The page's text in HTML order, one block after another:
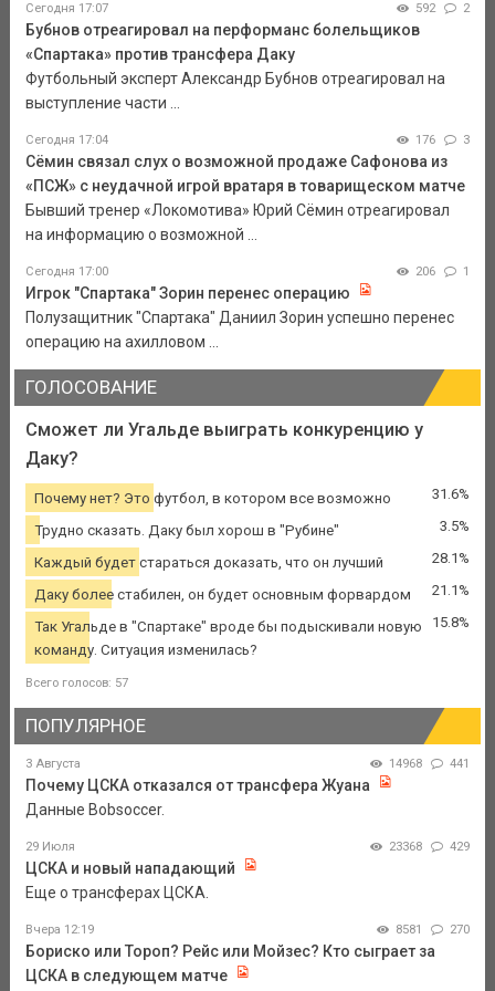
Сегодня 17:07 592 2
Бубнов отреагировал на перформанс болельщиков
«Спартака» против трансфера Даку
Футбольный эксперт Александр Бубнов отреагировал на
выступление части ...
Сегодня 17:04 176 3
Сёмин связал слух о возможной продаже Сафонова из
«ПСЖ» с неудачной игрой вратаря в товарищеском матче
Бывший тренер «Локомотива» Юрий Сёмин отреагировал
на информацию о возможной ...
Сегодня 17:00 206 1
Игрок "Спартака" Зорин перенес операцию
Полузащитник "Спартака" Даниил Зорин успешно перенес
операцию на ахилловом ...
ГОЛОСОВАНИЕ
Сможет ли Угальде выиграть конкуренцию у
Даку?
Почему нет? Это футбол, в котором все возможно 31.6%
Трудно сказать. Даку был хорош в "Рубине" 3.5%
Каждый будет стараться доказать, что он лучший 28.1%
Даку более стабилен, он будет основным форвардом 21.1%
Так Угальде в "Спартаке" вроде бы подыскивали новую
команду. Ситуация изменилась?
15.8%
Всего голосов: 57
ПОПУЛЯРНОЕ
3 Августа 14968 441
Почему ЦСКА отказался от трансфера Жуана
Данные Bobsoccer.
29 Июля 23368 429
ЦСКА и новый нападающий
Еще о трансферах ЦСКА.
Вчера 12:19 8581 270
Бориско или Тороп? Рейс или Мойзес? Кто сыграет за
ЦСКА в следующем матче